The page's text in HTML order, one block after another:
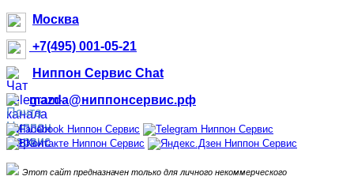
Москва
+7(495) 001-05-21
Ниппон Сервис Chat
mazda@ниппонсервис.рф
Этот сайт предназначен только для личного некоммерческого